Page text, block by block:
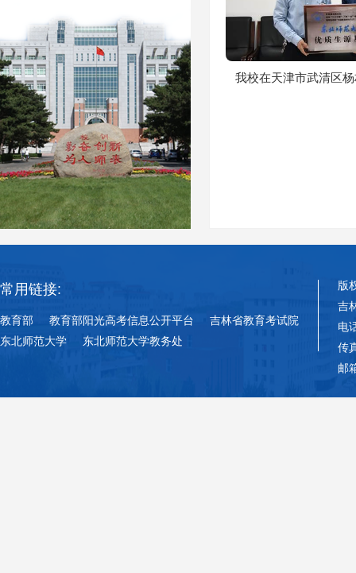
我校在天津市武清区
常用链接:
教育部 教育部阳光高考信息公开平台
吉林省教育考试院
东北师范大学
东北师范大学教务处
版
吉
电
传
邮